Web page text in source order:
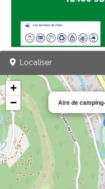
Localiser
Aire de
+
−